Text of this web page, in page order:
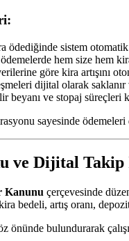
ödediğinde sistem
hem size hem
göre kira artışını
dijital olarak
beyanı ve stopaj süreçleri
sayesinde
ve Dijital
Kanunu çerçevesinde
bedeli, artış oranı,
önünde bulundurarak